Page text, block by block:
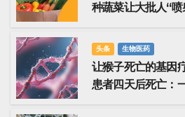
种蔬菜让大批人“喷
头条 生物医药
让猴子死亡的基因
患者四天后死亡：